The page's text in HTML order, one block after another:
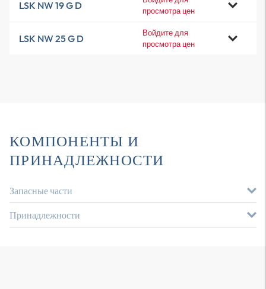
LSK NW 19 G D
просмотра цен
LSK NW 25 G D
Войдите для
просмотра цен
КОМПОНЕНТЫ И
ПРИНАДЛЕЖНОСТИ
Запасные части
Принадлежности